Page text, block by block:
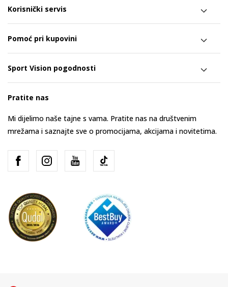
Korisnički servis
Pomoć pri kupovini
Sport Vision pogodnosti
Pratite nas
Mi dijelimo naše tajne s vama. Pratite nas na društvenim
mrežama i saznajte sve o promocijama, akcijama i novitetima.